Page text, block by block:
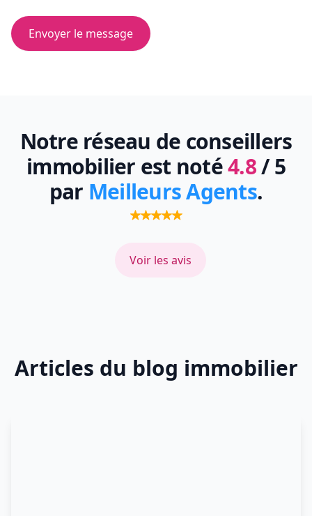
Envoyer le message
Notre réseau de conseillers
immobilier est noté4.8/ 5
par Meilleurs Agents.
Voir les avis
Articles du blog immobilier